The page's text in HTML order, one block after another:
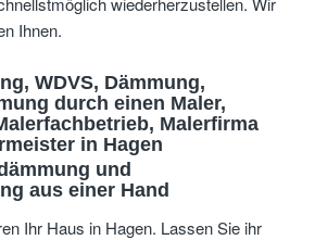
Ihnen.
WDVS, Dämmung,
durch einen Maler,
Malerfirma
in Hagen
und
aus einer Hand
Ihr Haus in Hagen. Lassen Sie ihr